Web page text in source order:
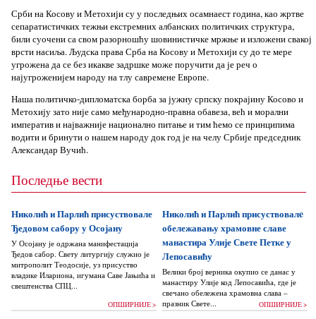
Срби на Косову и Метохији су у последњих осамнаест година, као жртве
сепаратистичких тежњи екстремних албанских политичких структура,
били суочени са свом разорношћу шовинистичке мржње и изложени свакој
врсти насиља. Људска права Срба на Косову и Метохији су до те мере
угрожена да се без икакве задршке може поручити да је реч о
најугроженијем народу на тлу савремене Европе.
Наша политичко-дипломатска борба за јужну српску покрајину Косово и
Метохију зато није само међународно-правна обавеза, већ и морални
императив и најважније национално питање и тим ћемо се принципима
водити и бринути о нашем народу док год је на челу Србије председник
Александар Вучић.
Последње вести
Николић и Парлић присуствовале
Ђедовом сабору у Осојану
У Осојану је одржана манифестација
Ђедов сабор. Свету литургију служио је
митрополит Теодосије, уз присуство
владике Илариона, игумана Саве Јањића и
свештенства СПЦ...
ОПШИРНИЈЕ >
Николић и Парлић присуствовалe
обележавању храмовне славе
манастира Улије Свете Петке у
Лепосавићу
Велики број верника окупио се данас у
манастиру Улије код Лепосавића, где је
свечано обележена храмовна слава –
празник Свете...
ОПШИРНИЈЕ >